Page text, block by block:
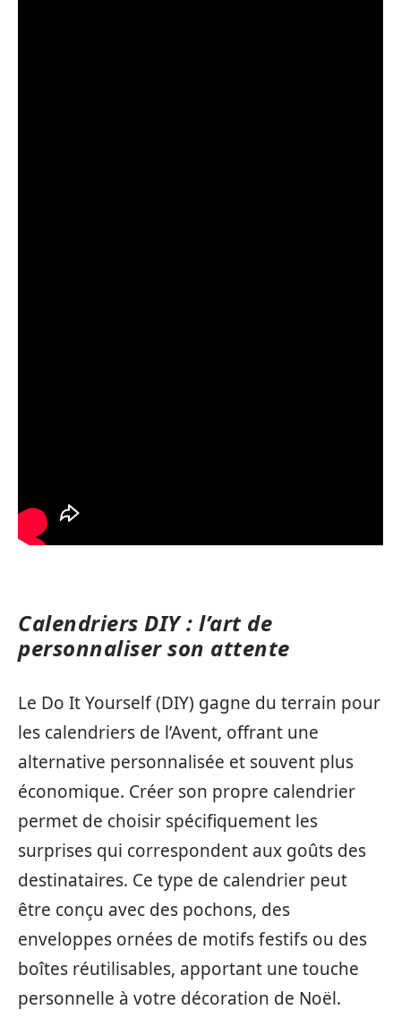
Calendriers DIY : l’art de
personnaliser son attente
Le Do It Yourself (DIY) gagne du terrain pour
les calendriers de l’Avent, offrant une
alternative personnalisée et souvent plus
économique. Créer son propre calendrier
permet de choisir spécifiquement les
surprises qui correspondent aux goûts des
destinataires. Ce type de calendrier peut
être conçu avec des pochons, des
enveloppes ornées de motifs festifs ou des
boîtes réutilisables, apportant une touche
personnelle à votre décoration de Noël.